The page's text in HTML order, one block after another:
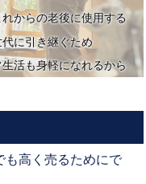
からの老後に使用する
に引き継ぐため
活も身軽になれるから
も高く売るためにで